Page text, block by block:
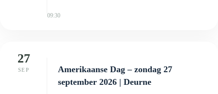
09:30
27
SEP
Amerikaanse Dag – zondag 27
september 2026 | Deurne